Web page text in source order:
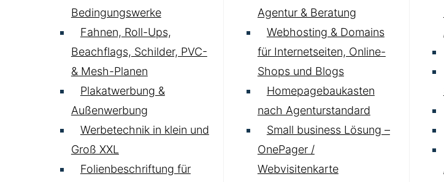
Bedingungswerke
Fahnen, Roll-Ups,
Beachflags, Schilder, PVC-
& Mesh-Planen
Plakatwerbung &
Außenwerbung
Werbetechnik in klein und
Groß XXL
Folienbeschriftung für
Agentur & Beratung
Webhosting & Domains
für Internetseiten, Online-
Shops und Blogs
Homepagebaukasten
nach Agenturstandard
Small business Lösung –
OnePager /
Webvisitenkarte